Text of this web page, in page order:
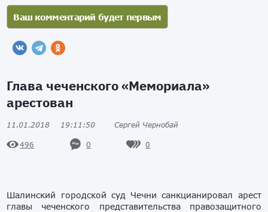
Глава чеченского «Мемориала»
арестован
11.01.2018 19:11:50 Сергей Чернобай
496 0 0
Шалинский городской суд Чечни санкцианировал арест
главы чеченского представительства правозащитного